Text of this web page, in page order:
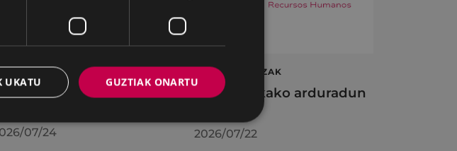
KIUBeko bulegoa itxita
da abuztuaren
07/24
LAN ESKAINTZAK
Informatikako arduradun
2026/07/22
GUZTIAK ONARTU
UKATU